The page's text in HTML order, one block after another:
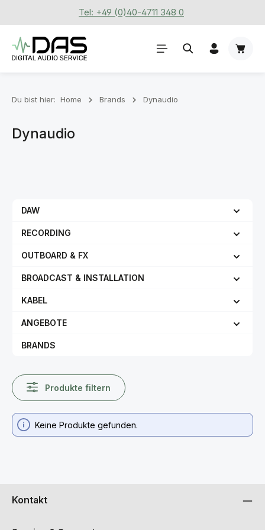
Zum Hauptinhalt springenTel: +49 (0)40-4711 348 0
Du bist hier: Home Brands Dynaudio
Dynaudio
DAW
RECORDING
OUTBOARD & FX
BROADCAST & INSTALLATION
KABEL
ANGEBOTE
BRANDS
Produkte filtern
Keine Produkte gefunden.
Kontakt